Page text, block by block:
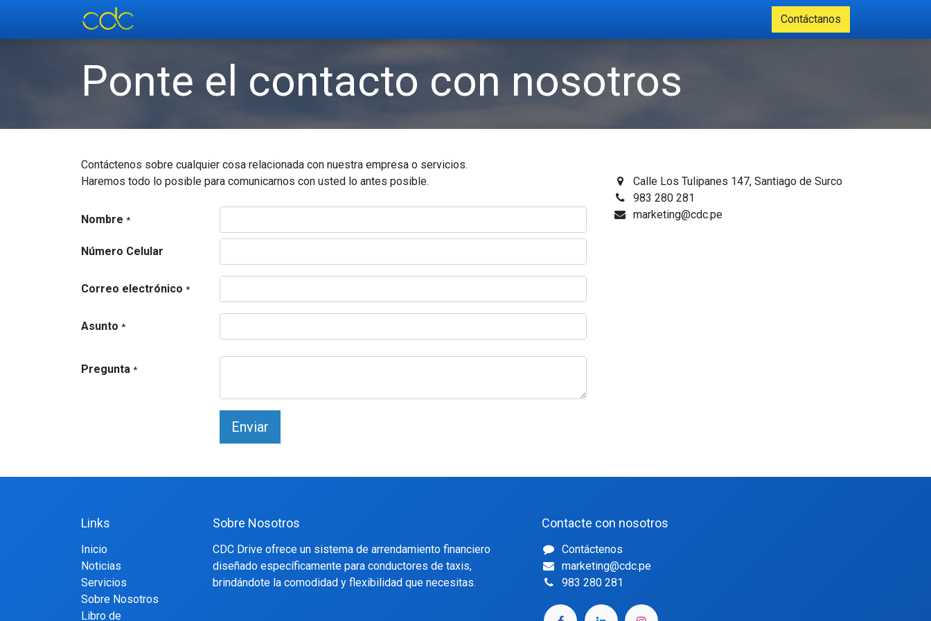
Contáctanos
Ponte el contacto con nosotros
Contáctenos sobre cualquier cosa relacionada con nuestra empresa o servicios.
Haremos todo lo posible para comunicarnos con usted lo antes posible.
Nombre *
Número Celular
Correo electrónico *
Asunto *
Pregunta *
Enviar
Calle Los Tulipanes 147, Santiago de Surco
983 280 281
marketing@cdc.pe
Links
Inicio
Noticias
Servicios
Sobre Nosotros
Libro de
Sobre Nosotros
CDC Drive ofrece un sistema de arrendamiento financiero
diseñado específicamente para conductores de taxis,
brindándote la comodidad y flexibilidad que necesitas.
Contacte con nosotros
Contáctenos
marketing@cdc.pe
983 280 281​